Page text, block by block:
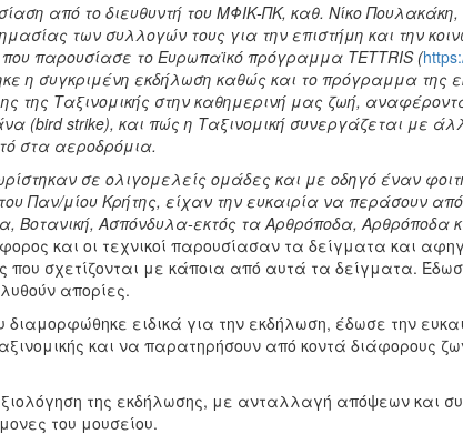
από το διευθυντή του ΜΦΙΚ-ΠΚ, καθ. Νίκο
των συλλογών τους για την επιστήμη και την
παρουσίασε το Ευρωπαϊκό πρόγραμμα TETTRIS(
η συγκριμένη εκδήλωση καθώς και το πρόγραμμα της
της Ταξινομικής στην καθημερινή μας ζωή,
(bird strike), και πώς η Ταξινομική συνεργάζεται με
στα αεροδρόμια.
σε ολιγομελείς ομάδες και με οδηγό έναν
Παν/μίου Κρήτης, είχαν την ευκαιρία να περάσουν
Βοτανική, Ασπόνδυλα-εκτός τα Αρθρόποδα, Αρθρόποδα
και οι τεχνικοί παρουσίασαν τα δείγματα και
που σχετίζονται με κάποια από αυτά τα δείγματα.
απορίες.
διαμορφώθηκε ειδικά για την εκδήλωση, έδωσε την
και να παρατηρήσουν από κοντά διάφορους
της εκδήλωσης, με ανταλλαγή απόψεων και
του μουσείου.